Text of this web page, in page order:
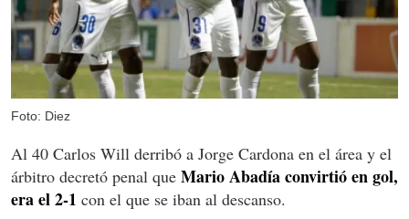
Foto: Diez
Al 40 Carlos Will derribó a Jorge Cardona en el área y el
árbitro decretó penal que Mario Abadía convirtió en gol,
era el 2-1 con el que se iban al descanso.